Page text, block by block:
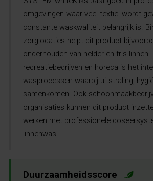
omgevingen waar veel textiel wordt
constante waskwaliteit belangrijk is.
zorglocaties helpt dit product
onderhouden van helder en fris linnen.
recreatiebedrijven en horeca is het
wasprocessen waarbij uitstraling,
samenkomen. Ook
organisaties kunnen dit product
werken met professionele
linnenwas.
Duurzaamheidsscore